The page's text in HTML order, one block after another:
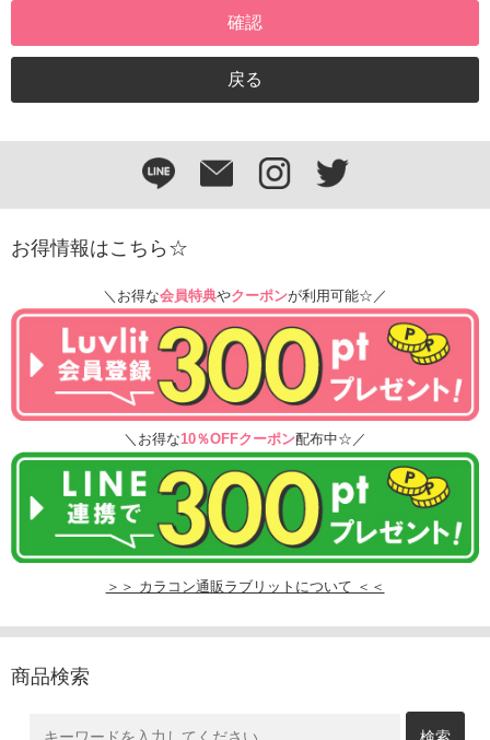
お得情報はこちら☆
＼お得な会員特典やクーポンが利用可能☆／
＼お得な10％OFFクーポン配布中☆／
＞＞ カラコン通販ラブリットについて ＜＜
商品検索